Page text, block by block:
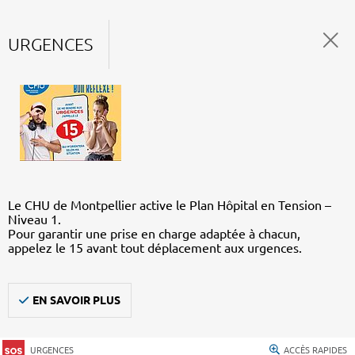
URGENCES
Le CHU de Montpellier active le Plan Hôpital en Tension –
Niveau 1.
Pour garantir une prise en charge adaptée à chacun,
appelez le 15 avant tout déplacement aux urgences.
EN SAVOIR PLUS
URGENCES ACCÈS RAPIDES